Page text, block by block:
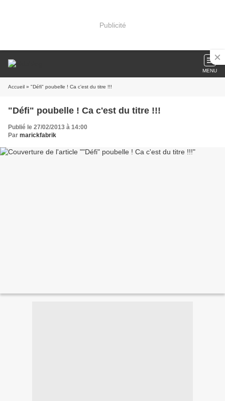
Publicité
MENU
Accueil » "Défi" poubelle ! Ca c'est du titre !!!
"Défi" poubelle ! Ca c'est du titre !!!
Publié le 27/02/2013 à 14:00
Par marickfabrik